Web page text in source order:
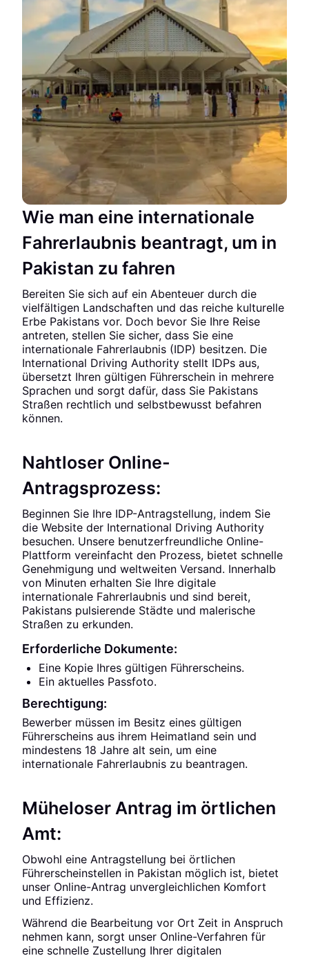
Wie man eine internationale
Fahrerlaubnis beantragt, um in
Pakistan zu fahren
Bereiten Sie sich auf ein Abenteuer durch die
vielfältigen Landschaften und das reiche kulturelle
Erbe Pakistans vor. Doch bevor Sie Ihre Reise
antreten, stellen Sie sicher, dass Sie eine
internationale Fahrerlaubnis (IDP) besitzen. Die
International Driving Authority stellt IDPs aus,
übersetzt Ihren gültigen Führerschein in mehrere
Sprachen und sorgt dafür, dass Sie Pakistans
Straßen rechtlich und selbstbewusst befahren
können.
Nahtloser Online-
Antragsprozess:
Beginnen Sie Ihre IDP-Antragstellung, indem Sie
die Website der International Driving Authority
besuchen. Unsere benutzerfreundliche Online-
Plattform vereinfacht den Prozess, bietet schnelle
Genehmigung und weltweiten Versand. Innerhalb
von Minuten erhalten Sie Ihre digitale
internationale Fahrerlaubnis und sind bereit,
Pakistans pulsierende Städte und malerische
Straßen zu erkunden.
Erforderliche Dokumente:
Eine Kopie Ihres gültigen Führerscheins.
Ein aktuelles Passfoto.
Berechtigung:
Bewerber müssen im Besitz eines gültigen
Führerscheins aus ihrem Heimatland sein und
mindestens 18 Jahre alt sein, um eine
internationale Fahrerlaubnis zu beantragen.
Müheloser Antrag im örtlichen
Amt:
Obwohl eine Antragstellung bei örtlichen
Führerscheinstellen in Pakistan möglich ist, bietet
unser Online-Antrag unvergleichlichen Komfort
und Effizienz.
Während die Bearbeitung vor Ort Zeit in Anspruch
nehmen kann, sorgt unser Online-Verfahren für
eine schnelle Zustellung Ihrer digitalen